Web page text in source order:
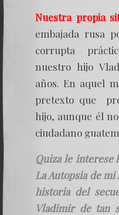
Nuestra propia
embajada rusa
corrupta
nuestro hijo
años. En aquel
pretexto que
hijo, aunque él
ciudadano
Quiza le interese
La Autopsia de
historia del
Vladimir de tan